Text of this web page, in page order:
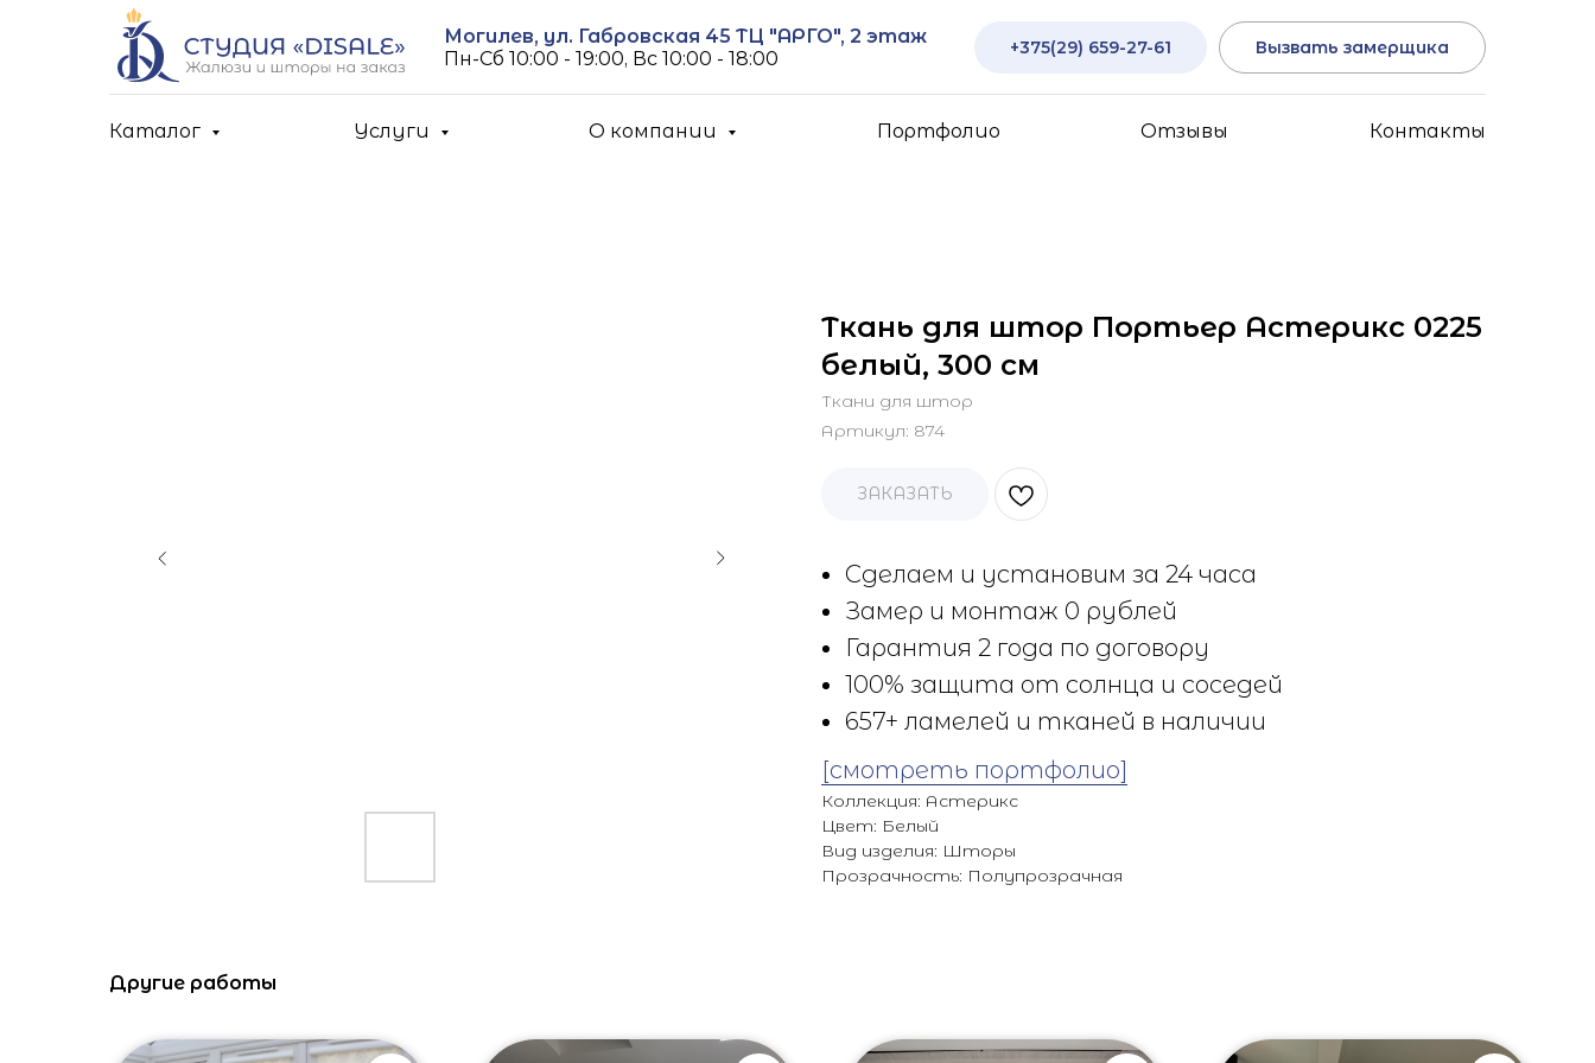
Могилев, ул. Габровская 45 ТЦ "АРГО", 2 этаж
Пн-Cб 10:00 - 19:00, Вс 10:00 - 18:00
+375(29) 659-27-61 Вызвать замерщика
Каталог Услуги О компании Портфолио Отзывы Контакты
Ткань для штор Портьер Астерикс 0225
белый, 300 см
Ткани для штор
Артикул: 874
ЗАКАЗАТЬ
Сделаем и установим за 24 часа
Замер и монтаж 0 рублей
Гарантия 2 года по договору
100% защита от солнца и соседей
657+ ламелей и тканей в наличии
[смотреть портфолио]
Коллекция: Астерикс
Цвет: Белый
Вид изделия: Шторы
Прозрачность: Полупрозрачная
Другие работы